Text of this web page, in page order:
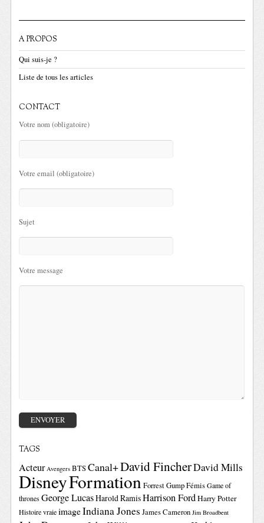
A PROPOS
Qui suis-je ?
Liste de tous les articles
CONTACT
Votre nom (obligatoire)
Votre email (obligatoire)
Sujet
Votre message
TAGS
Acteur Avengers BTSCanal+David FincherDavid Mills
DisneyFormationForrest GumpFémis Game of
thrones George LucasHarold RamisHarrison FordHarry Potter
Histoire vraie imageIndiana Jones James Cameron Jim Broadbent